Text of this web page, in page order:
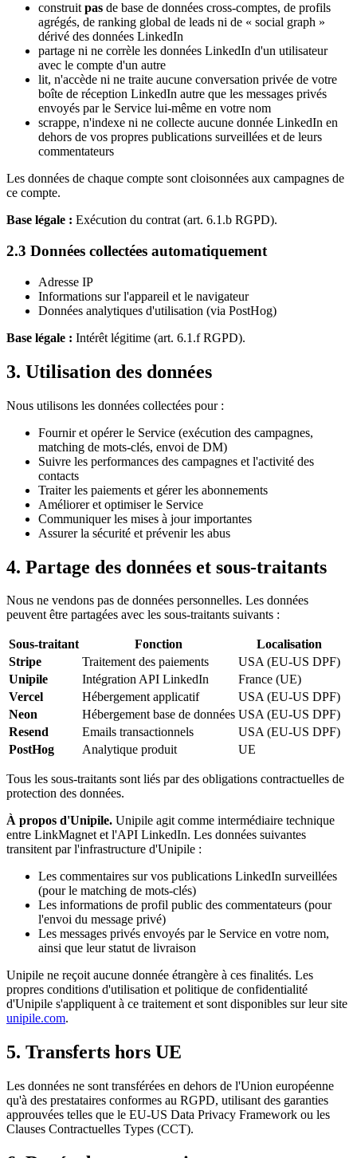
construit pas de base de données cross-comptes, de profils
agrégés, de ranking global de leads ni de « social graph »
dérivé des données LinkedIn
partage ni ne corrèle les données LinkedIn d'un utilisateur
avec le compte d'un autre
lit, n'accède ni ne traite aucune conversation privée de votre
boîte de réception LinkedIn autre que les messages privés
envoyés par le Service lui-même en votre nom
scrappe, n'indexe ni ne collecte aucune donnée LinkedIn en
dehors de vos propres publications surveillées et de leurs
commentateurs
Les données de chaque compte sont cloisonnées aux campagnes de
ce compte.
Base légale : Exécution du contrat (art. 6.1.b RGPD).
2.3 Données collectées automatiquement
Adresse IP
Informations sur l'appareil et le navigateur
Données analytiques d'utilisation (via PostHog)
Base légale : Intérêt légitime (art. 6.1.f RGPD).
3. Utilisation des données
Nous utilisons les données collectées pour :
Fournir et opérer le Service (exécution des campagnes,
matching de mots-clés, envoi de DM)
Suivre les performances des campagnes et l'activité des
contacts
Traiter les paiements et gérer les abonnements
Améliorer et optimiser le Service
Communiquer les mises à jour importantes
Assurer la sécurité et prévenir les abus
4. Partage des données et sous-traitants
Nous ne vendons pas de données personnelles. Les données
peuvent être partagées avec les sous-traitants suivants :
Sous-traitant Fonction
Localisation
Stripe
Traitement des paiements
USA (EU-US DPF)
Unipile
Intégration API LinkedIn
France (UE)
Vercel
Hébergement applicatif
USA (EU-US DPF)
Neon
Hébergement base de données USA (EU-US DPF)
Resend
Emails transactionnels
USA (EU-US DPF)
PostHog
Analytique produit UE
Tous les sous-traitants sont liés par des obligations contractuelles de
protection des données.
À propos d'Unipile. Unipile agit comme intermédiaire technique
entre LinkMagnet et l'API LinkedIn. Les données suivantes
transitent par l'infrastructure d'Unipile :
Les commentaires sur vos publications LinkedIn surveillées
(pour le matching de mots-clés)
Les informations de profil public des commentateurs (pour
l'envoi du message privé)
Les messages privés envoyés par le Service en votre nom,
ainsi que leur statut de livraison
Unipile ne reçoit aucune donnée étrangère à ces finalités. Les
propres conditions d'utilisation et politique de confidentialité
d'Unipile s'appliquent à ce traitement et sont disponibles sur leur site
unipile.com.
5. Transferts hors UE
Les données ne sont transférées en dehors de l'Union européenne
qu'à des prestataires conformes au RGPD, utilisant des garanties
approuvées telles que le EU-US Data Privacy Framework ou les
Clauses Contractuelles Types (CCT).